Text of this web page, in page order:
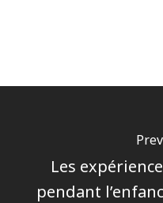
Les
pendant